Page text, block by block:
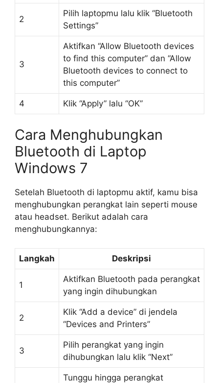
2
Pilih laptopmu lalu klik “Bluetooth
Settings”
3
Aktifkan “Allow Bluetooth devices
to find this computer” dan “Allow
Bluetooth devices to connect to
this computer”
4 Klik “Apply” lalu “OK”
Cara Menghubungkan
Bluetooth di Laptop
Windows 7
Setelah Bluetooth di laptopmu aktif, kamu bisa
menghubungkan perangkat lain seperti mouse
atau headset. Berikut adalah cara
menghubungkannya:
Langkah Deskripsi
1
Aktifkan Bluetooth pada perangkat
yang ingin dihubungkan
2
Klik “Add a device” di jendela
“Devices and Printers”
3
Pilih perangkat yang ingin
dihubungkan lalu klik “Next”
Tunggu hingga perangkat